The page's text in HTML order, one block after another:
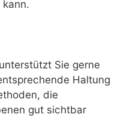
unterstützt Sie gerne
Haltung
die
gut sichtbar